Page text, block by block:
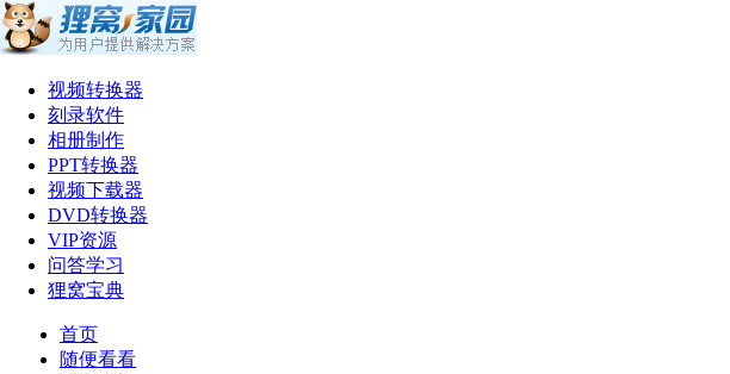
视频转换器
刻录软件
相册制作
PPT转换器
视频下载器
DVD转换器
VIP资源
问答学习
狸窝宝典
首页
随便看看